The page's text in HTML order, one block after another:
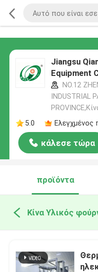
Jiangsu
Equipment
NO.12
INDUSTRIAL
5.0
Ελεγχμένος
κάλεσε τώρα
προϊόντα